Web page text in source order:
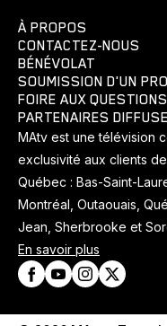
À PROPOS
CONTACTEZ-NOUS
BÉNÉVOLAT
SOUMISSION D'UN
FOIRE AUX QUESTIONS
PARTENAIRES
MAtv est une télévision
exclusivité aux clients
Québec : Bas-Saint-
Montréal, Outaouais,
Jean, Sherbrooke et
En savoir plus